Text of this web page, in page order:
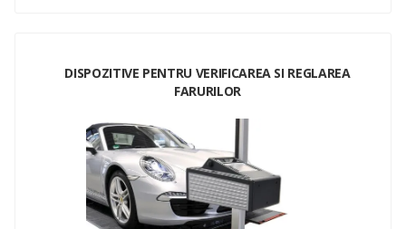
DISPOZITIVE PENTRU VERIFICAREA SI REGLAREA
FARURILOR